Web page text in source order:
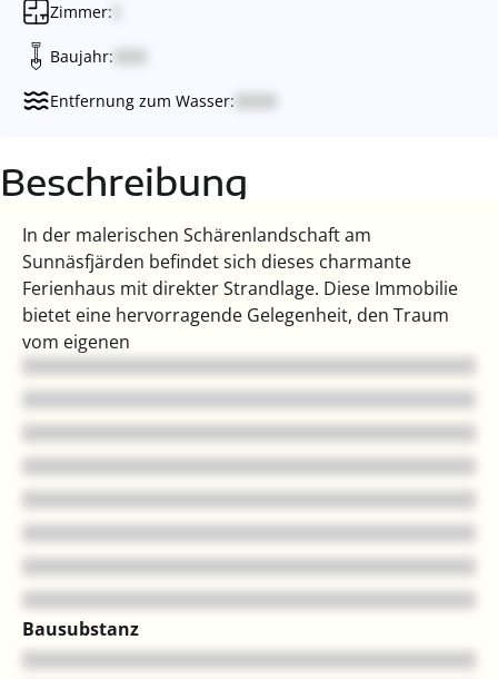
Zimmer:
Baujahr:
Entfernung zum Wasser:
Beschreibung
In der malerischen Schärenlandschaft am
Sunnäsfjärden befindet sich dieses charmante
Ferienhaus mit direkter Strandlage. Diese Immobilie
bietet eine hervorragende Gelegenheit, den Traum
vom eigenen
Bausubstanz